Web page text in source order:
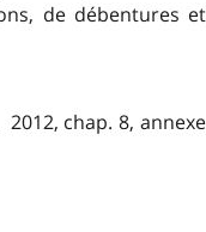
de débentures et
chap. 8, annexe